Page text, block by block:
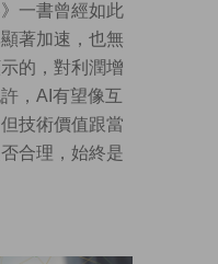
一書曾經如此
著加速，也無
的，對利潤增
，AI有望像互
技術價值跟當
合理，始終是